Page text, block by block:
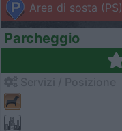
Area di sosta (PS)
Parcheggio